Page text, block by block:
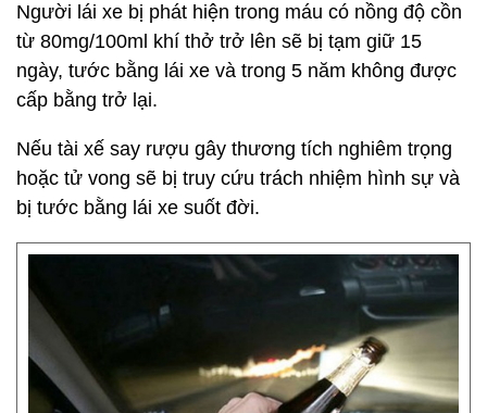
Người lái xe bị phát hiện trong máu có nồng độ cồn
từ 80mg/100ml khí thở trở lên sẽ bị tạm giữ 15
ngày, tước bằng lái xe và trong 5 năm không được
cấp bằng trở lại.
Nếu tài xế say rượu gây thương tích nghiêm trọng
hoặc tử vong sẽ bị truy cứu trách nhiệm hình sự và
bị tước bằng lái xe suốt đời.